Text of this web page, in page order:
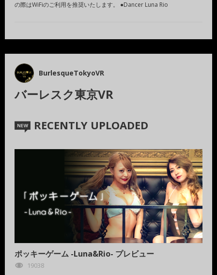
の際はWiFiのご利用を推奨いたします。 ●Dancer Luna Rio
BurlesqueTokyoVR
バーレスク東京VR
RECENTLY UPLOADED
ポッキーゲーム -Luna&Rio- プレビュー
19038